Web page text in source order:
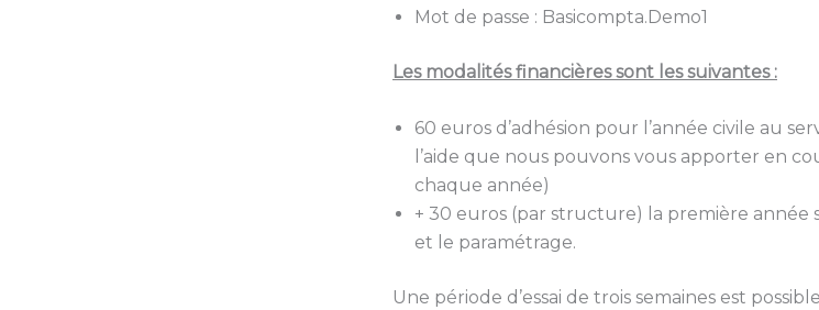
Mot de passe : Basicompta.Demo1
Les modalités financières sont les suivantes :
60 euros d’adhésion pour l’année civile au
l’aide que nous pouvons vous apporter en
chaque année)
+ 30 euros (par structure) la première
et le paramétrage.
Une période d’essai de trois semaines est